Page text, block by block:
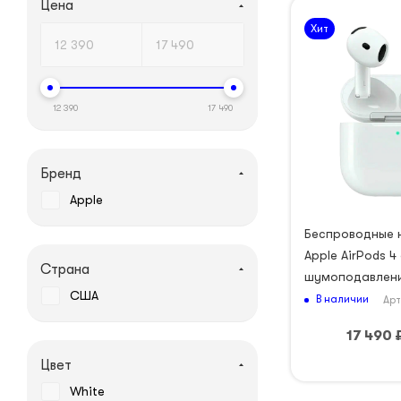
Хит
Беспроводные
Apple AirPods 4
В наличии
17 490
Цена
12 390 17 490
Бренд
Apple
Страна
США
Цвет
White